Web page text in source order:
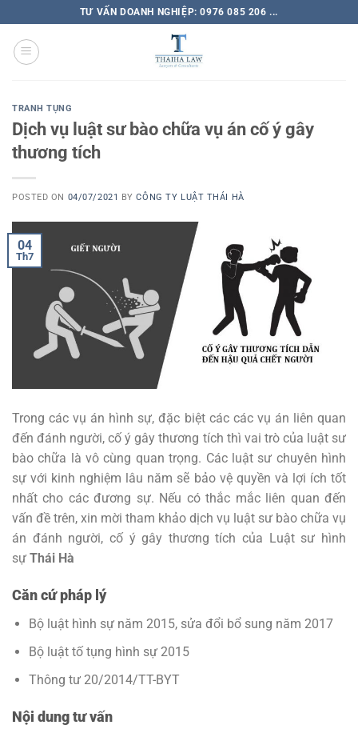
TƯ VẤN DOANH NGHIỆP: 0976 085 206 ...
TRANH TỤNG
Dịch vụ luật sư bào chữa vụ án cố ý gây
thương tích
POSTED ON 04/07/2021 BYCÔNG TY LUẬT THÁI HÀ
04
Th7
Trong các vụ án hình sự, đặc biệt các các vụ án liên quan
đến đánh người, cố ý gây thương tích thì vai trò của luật sư
bào chữa là vô cùng quan trọng. Các luật sư chuyên hình
sự với kinh nghiệm lâu năm sẽ bảo vệ quyền và lợi ích tốt
nhất cho các đương sự. Nếu có thắc mắc liên quan đến
vấn đề trên, xin mời tham khảo dịch vụ luật sư bào chữa vụ
án đánh người, cố ý gây thương tích của Luật sư hình
sự Thái Hà
Căn cứ pháp lý
Bộ luật hình sự năm 2015, sửa đổi bổ sung năm 2017
Bộ luật tố tụng hình sự 2015
Thông tư 20/2014/TT-BYT
Nội dung tư vấn